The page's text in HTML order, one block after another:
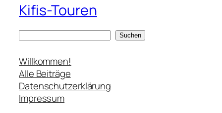
Kifis-Touren
c
h
e
n
Suchen
Willkommen!
Alle Beiträge
Datenschutzerklärung
Impressum